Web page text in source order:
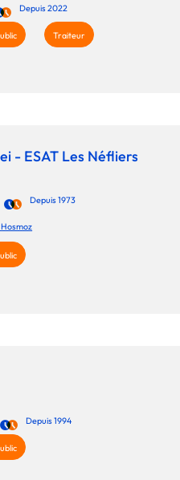
Depuis 2022
Traiteur
- ESAT Les Néfliers
Depuis 1973
Depuis 1994